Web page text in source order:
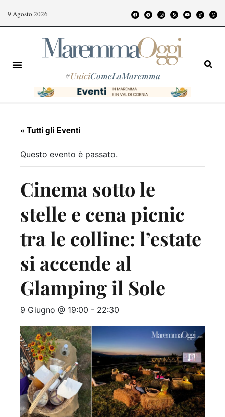
9 Agosto 2026
#UniciComeLaMaremma
« Tutti gli Eventi
Questo evento è passato.
Cinema sotto le
stelle e cena picnic
tra le colline: l’estate
si accende al
Glamping il Sole
9 Giugno @ 19:00 - 22:30